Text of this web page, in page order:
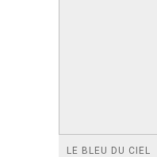
LE BLEU DU CIEL